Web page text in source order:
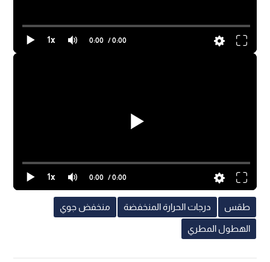
1x 0:00 / 0:00
1x 0:00 / 0:00
طقس درجات الحرارة المنخفضة منخفض جوي
الهطول المطري